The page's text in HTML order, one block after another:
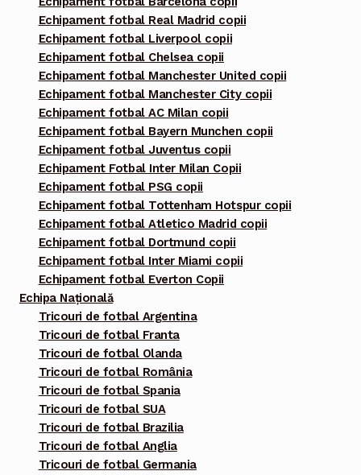
Echipament fotbal Real Madrid copii
Echipament fotbal Liverpool copii
Echipament fotbal Chelsea copii
Echipament fotbal Manchester United copii
Echipament fotbal Manchester City copii
Echipament fotbal AC Milan copii
Echipament fotbal Bayern Munchen copii
Echipament fotbal Juventus copii
Echipament Fotbal Inter Milan Copii
Echipament fotbal PSG copii
Echipament fotbal Tottenham Hotspur copii
Echipament fotbal Atletico Madrid copii
Echipament fotbal Dortmund copii
Echipament fotbal Inter Miami copii
Echipament fotbal Everton Copii
Echipa Națională
Tricouri de fotbal Argentina
Tricouri de fotbal Franta
Tricouri de fotbal Olanda
Tricouri de fotbal România
Tricouri de fotbal Spania
Tricouri de fotbal SUA
Tricouri de fotbal Brazilia
Tricouri de fotbal Anglia
Tricouri de fotbal Germania